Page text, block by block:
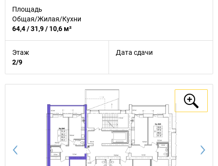
Площадь
Общая/Жилая/Кухни
64,4 / 31,9 / 10,6 м²
Этаж
2/9
Дата сдачи